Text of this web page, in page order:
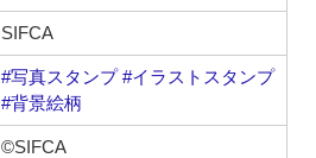
SIFCA
#写真スタンプ #イラストスタンプ
#背景絵柄
©SIFCA